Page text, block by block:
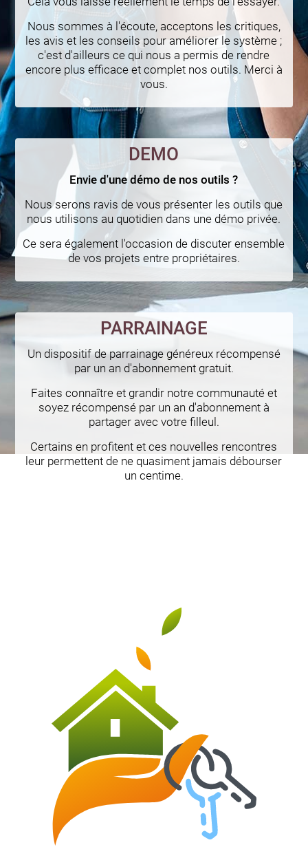
Nous sommes à l'écoute, acceptons les critiques,
les avis et les conseils pour améliorer le système ;
c'est d'ailleurs ce qui nous a permis de rendre
encore plus efficace et complet nos outils. Merci à
vous.
DEMO
Envie d'une démo de nos outils ?
Nous serons ravis de vous présenter les outils que
nous utilisons au quotidien dans une démo privée.
Ce sera également l'occasion de discuter ensemble
de vos projets entre propriétaires.
PARRAINAGE
Un dispositif de parrainage généreux récompensé
par un an d'abonnement gratuit.
Faites connaître et grandir notre communauté et
soyez récompensé par un an d'abonnement à
partager avec votre filleul.
Certains en profitent et ces nouvelles rencontres
leur permettent de ne quasiment jamais débourser
un centime.